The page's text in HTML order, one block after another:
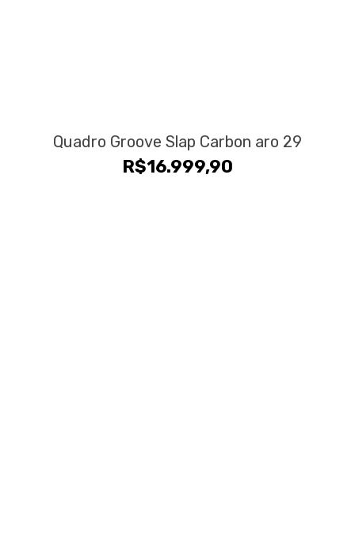
Quadro Groove Slap Carbon aro 29
R$16.999,90